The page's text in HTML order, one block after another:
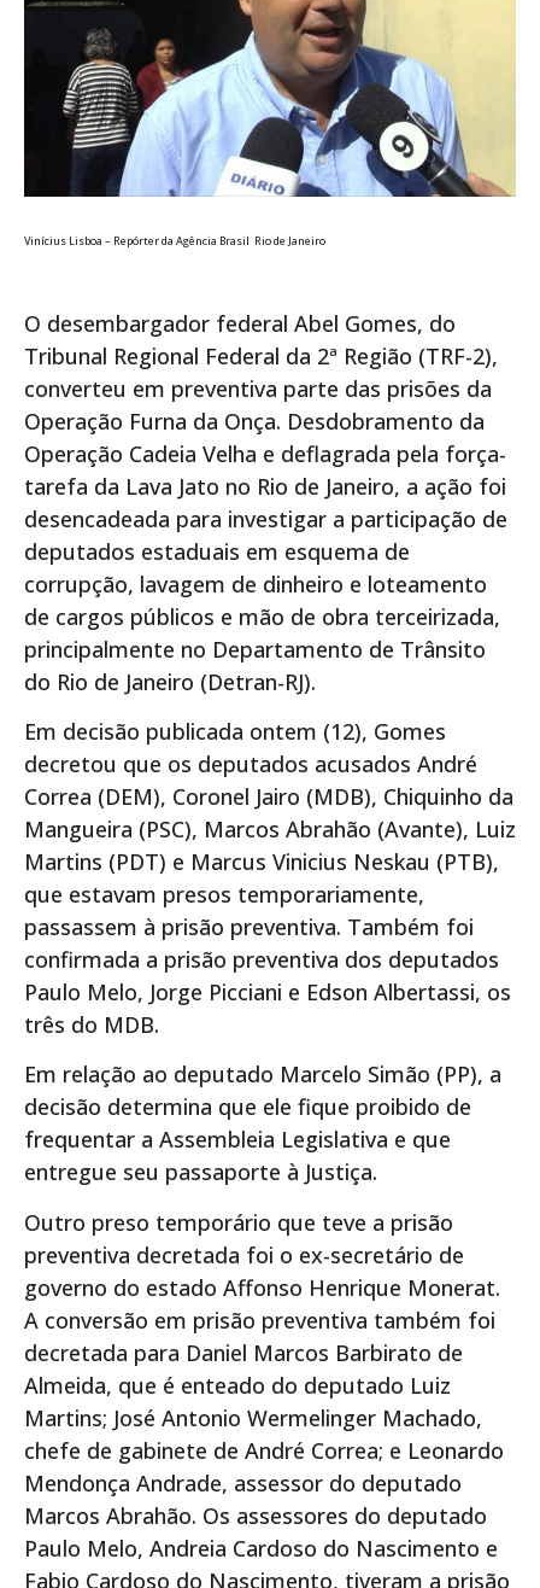
Vinícius Lisboa – Repórter da Agência Brasil Rio de Janeiro
O desembargador federal Abel Gomes, do
Tribunal Regional Federal da 2ª Região (TRF-2),
converteu em preventiva parte das prisões da
Operação Furna da Onça. Desdobramento da
Operação Cadeia Velha e deflagrada pela força-
tarefa da Lava Jato no Rio de Janeiro, a ação foi
desencadeada para investigar a participação de
deputados estaduais em esquema de
corrupção, lavagem de dinheiro e loteamento
de cargos públicos e mão de obra terceirizada,
principalmente no Departamento de Trânsito
do Rio de Janeiro (Detran-RJ).
Em decisão publicada ontem (12), Gomes
decretou que os deputados acusados André
Correa (DEM), Coronel Jairo (MDB), Chiquinho da
Mangueira (PSC), Marcos Abrahão (Avante), Luiz
Martins (PDT) e Marcus Vinicius Neskau (PTB),
que estavam presos temporariamente,
passassem à prisão preventiva. Também foi
confirmada a prisão preventiva dos deputados
Paulo Melo, Jorge Picciani e Edson Albertassi, os
três do MDB.
Em relação ao deputado Marcelo Simão (PP), a
decisão determina que ele fique proibido de
frequentar a Assembleia Legislativa e que
entregue seu passaporte à Justiça.
Outro preso temporário que teve a prisão
preventiva decretada foi o ex-secretário de
governo do estado Affonso Henrique Monerat.
A conversão em prisão preventiva também foi
decretada para Daniel Marcos Barbirato de
Almeida, que é enteado do deputado Luiz
Martins; José Antonio Wermelinger Machado,
chefe de gabinete de André Correa; e Leonardo
Mendonça Andrade, assessor do deputado
Marcos Abrahão. Os assessores do deputado
Paulo Melo, Andreia Cardoso do Nascimento e
Fabio Cardoso do Nascimento, tiveram a prisão